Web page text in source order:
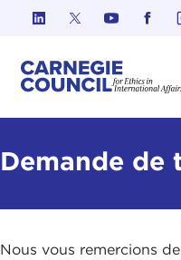
Skip to content
Demande de
Nous vous remercions